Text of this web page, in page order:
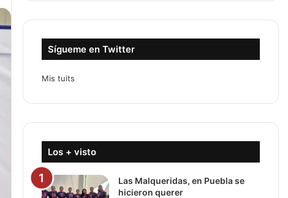
Sígueme en Twitter
Mis tuits
Los + visto
Las Malqueridas, en Puebla se
hicieron querer